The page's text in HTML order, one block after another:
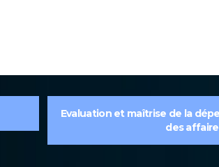
Evaluation et maîtrise de la
des